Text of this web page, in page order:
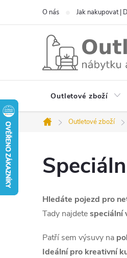
O nás Jak nakupovat |
Outletové zboží
Domů
Outletové zboží
Hledáte pojezd pro
Tady najdetespeciální
Patří sem výsuvy na
Ideální pro kreativní